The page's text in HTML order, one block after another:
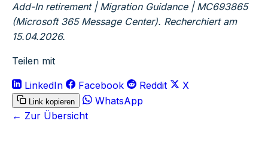
Add-In retirement| Migration Guidance| MC693865
(Microsoft 365 Message Center). Recherchiert am
15.04.2026.
Teilen mit
LinkedIn Facebook Reddit X
Link kopieren
WhatsApp
← Zur Übersicht